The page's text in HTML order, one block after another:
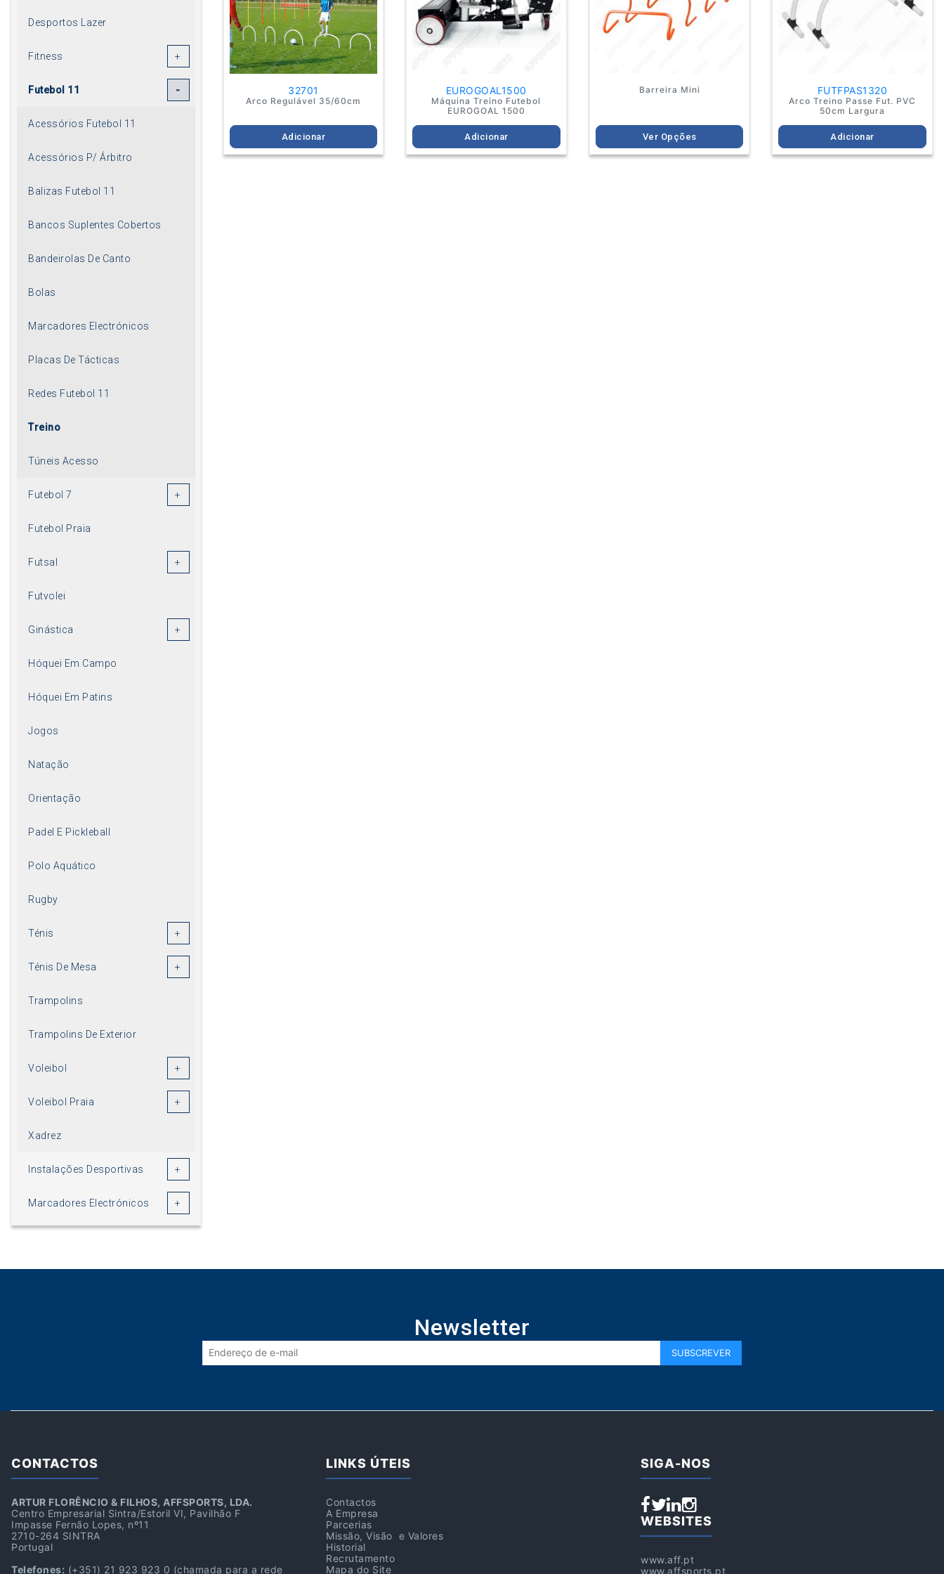
32701
Arco Regulável 35/60cm
Adicionar
EUROGOAL1500
Máquina Treino Futebol
EUROGOAL 1500
Adicionar
Barreira Mini
Ver Opções
options
may
be
chosen
product
page
FUTFPAS1320
Arco Treino Passe Fut. PVC
50cm Largura
Adicionar
Desportos Lazer
Fitness
Futebol 11
Acessórios Futebol 11
Acessórios P/ Árbitro
Balizas Futebol 11
Bancos Suplentes Cobertos
Bandeirolas De Canto
Bolas
Marcadores Electrónicos
Placas De Tácticas
Redes Futebol 11
Treino
Túneis Acesso
Futebol 7
Futebol Praia
Futsal
Futvolei
Ginástica
Hóquei Em Campo
Hóquei Em Patins
Jogos
Natação
Orientação
Padel E Pickleball
Polo Aquático
Rugby
Ténis
Ténis De Mesa
Trampolins
Trampolins De Exterior
Voleibol
Voleibol Praia
Xadrez
Instalações Desportivas
Marcadores Electrónicos
Newsletter
CONTACTOS
ARTUR FLORÊNCIO & FILHOS, AFFSPORTS, LDA.
Centro Empresarial Sintra/Estoril VI, Pavilhão F
Impasse Fernão Lopes, nº11
2710-264 SINTRA
Portugal
Telefones: (+351) 21 923 923 0 (chamada para a rede
LINKS ÚTEIS
Contactos
A Empresa
Parcerias
Missão, Visão e Valores
Historial
Recrutamento
Mapa do Site
SIGA-NOS
WEBSITES
www.aff.pt
www.affsports.pt